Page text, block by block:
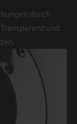
durch
und